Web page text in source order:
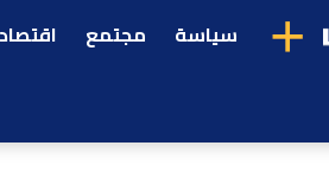
+ سياسة مجتمع اقتصاد